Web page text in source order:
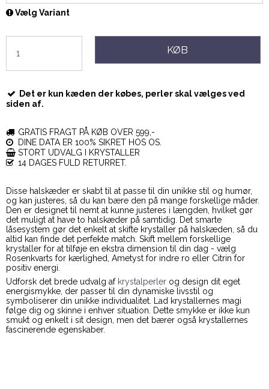
Vælg Variant
KØB
Det er kun kæden der købes, perler skal vælges ved
siden af.
GRATIS FRAGT PÅ KØB OVER 599,-
DINE DATA ER 100% SIKRET HOS OS.
STORT UDVALG I KRYSTALLER
14 DAGES FULD RETURRET.
Disse halskæder er skabt til at passe til din unikke stil og humør,
og kan justeres, så du kan bære den på mange forskellige måder.
Den er designet til nemt at kunne justeres i længden, hvilket gør
det muligt at have to halskæder på samtidig. Det smarte
låsesystem gør det enkelt at skifte krystaller på halskæden, så du
altid kan finde det perfekte match. Skift mellem forskellige
krystaller for at tilføje en ekstra dimension til din dag - vælg
Rosenkvarts for kærlighed, Ametyst for indre ro eller Citrin for
positiv energi.
Udforsk det brede udvalg af krystalperler og design dit eget
energismykke, der passer til din dynamiske livsstil og
symboliserer din unikke individualitet. Lad krystallernes magi
følge dig og skinne i enhver situation. Dette smykke er ikke kun
smukt og enkelt i sit design, men det bærer også krystallernes
fascinerende egenskaber.